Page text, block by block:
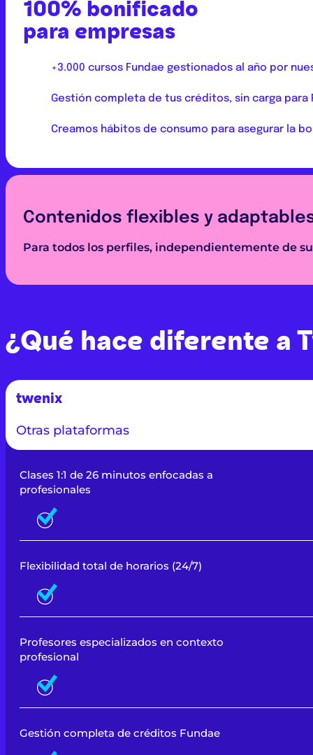
100% bonificado
para empresas
+3.000 cursos Fundae gestionados al año por
Gestión completa de tus créditos, sin carga para
Creamos hábitos de consumo para asegurar la
Contenidos flexibles y
Para todos los perfiles, independientemente de
¿Qué hace diferente a
twenix
Otras plataformas
Clases 1:1 de 26 minutos enfocadas a
profesionales
Flexibilidad total de horarios (24/7)
Profesores especializados en contexto
profesional
Gestión completa de créditos Fundae